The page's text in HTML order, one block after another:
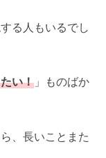
る人もいるでし
い！ 」ものばか
、長いことまた